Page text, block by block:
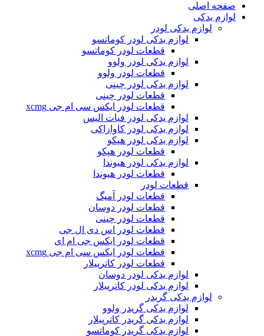
اصلی
یدکی
لوازم یدکی لودر
لوازم یدکی لودر کوماتسو
قطعات لودر کوماتسو
لوازم یدکی لودر ولوو
قطعات لودر ولوو
لوازم یدکی لودر چینی
قطعات لودر چینی
قطعات لودر ایکس سی ام جی xcmg
لوازم یدکی لودر فیات الیس
لوازم یدکی لودر کاوازاکی
لوازم یدکی لودر هپکو
قطعات لودر هپکو
لوازم یدکی لودر هیوندا
قطعات لودر هیوندا
قطعات لودر
قطعات لودر آمیگ
قطعات لودر دوسان
قطعات لودر چینی
قطعات لودر اس دی ال جی
قطعات لودر ایکس جی ام ای
قطعات لودر ایکس سی ام جی xcmg
قطعات لودر کاترپیلار
لوازم یدکی لودر دوسان
لوازم یدکی لودر کاترپیلار
لوازم یدکی گریدر
لوازم یدکی گریدر ولوو
لوازم یدکی گریدر کاترپیلار
لوازم یدکی گریدر کوماتسو